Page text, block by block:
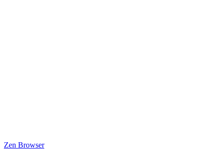
Zen Browser